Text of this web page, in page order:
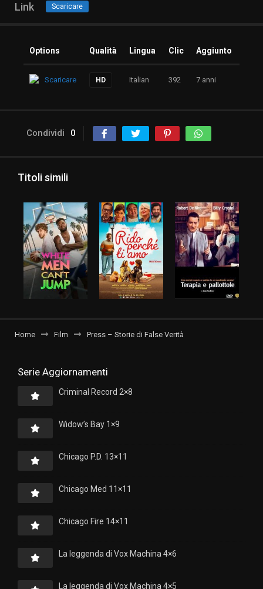
Link Scaricare
Options Qualità Lingua Clic Aggiunto
Scaricare HD Italian 392 7 anni
Condividi 0
Titoli simili
Home Film Press – Storie di False Verità
Serie Aggiornamenti
Criminal Record 2×8
Widow’s Bay 1×9
Chicago P.D. 13×11
Chicago Med 11×11
Chicago Fire 14×11
La leggenda di Vox Machina 4×6
La leggenda di Vox Machina 4×5